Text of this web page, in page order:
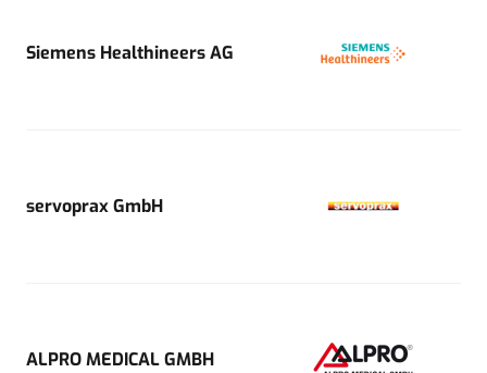
Siemens Healthineers AG
servoprax GmbH
ALPRO MEDICAL GMBH